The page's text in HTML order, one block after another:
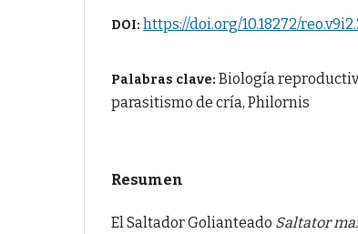
DOI: https://doi.org/10.18272/
Palabras clave: Biología
parasitismo de cría, Philornis
Resumen
El Saltador Golianteado Saltator